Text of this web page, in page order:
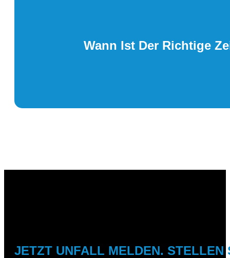
Wann Ist Der Richtige
JETZT UNFALL MELDEN. STELLEN